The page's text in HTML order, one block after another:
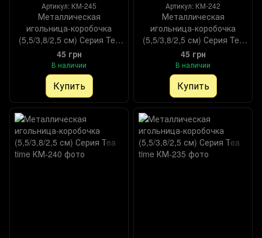
Артикул: КМ-245
Металлическая
игольница-коробочка
(5,5/3,8/2,5 см) Серия Tea
time
45 грн
В наличии
Купить
Артикул: КМ-242
Металлическая
игольница-коробочка
(5,5/3,8/2,5 см) Серия Tea
time
45 грн
В наличии
Купить